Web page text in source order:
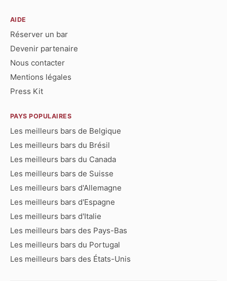
AIDE
Réserver un bar
Devenir partenaire
Nous contacter
Mentions légales
Press Kit
PAYS POPULAIRES
Les meilleurs bars de Belgique
Les meilleurs bars du Brésil
Les meilleurs bars du Canada
Les meilleurs bars de Suisse
Les meilleurs bars d'Allemagne
Les meilleurs bars d'Espagne
Les meilleurs bars d'Italie
Les meilleurs bars des Pays-Bas
Les meilleurs bars du Portugal
Les meilleurs bars des États-Unis